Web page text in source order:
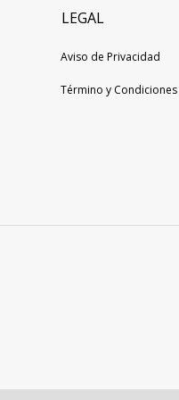
LEGAL
Aviso de Privacidad
Término y Condiciones